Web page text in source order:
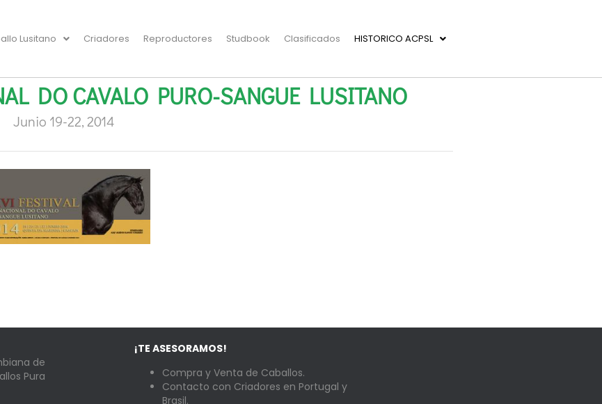
Lusitano Criadores Reproductores Studbook Clasificados HISTORICO ACPSL
DO CAVALO PURO-SANGUE LUSITANO
Junio 19-22, 2014
de
Pura
¡TE ASESORAMOS!
Compra y Venta de Caballos.
Contacto con Criadores en Portugal y
Brasil.